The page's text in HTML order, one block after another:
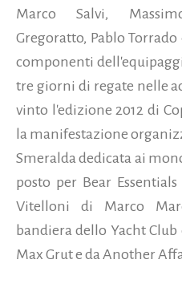
Marco Salvi,
Gregoratto, Pablo
componenti
tre giorni di regate nelle
vinto l'edizione 2012 di
la manifestazione
Smeralda dedicata ai
posto per Bear
Vitelloni di Marco
bandiera dello Yacht
Max Grut e da Another